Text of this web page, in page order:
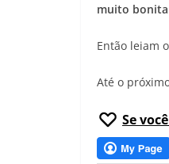
muito bonita
Então leiam
Até o
Se